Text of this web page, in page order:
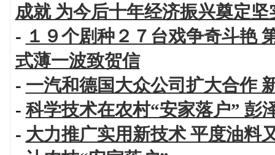
成就 为今后十年经济振兴奠定坚
- １９个剧种２７台戏争奇斗艳
式薄一波致贺信
- 一汽和德国大众公司扩大合作
- 科学技术在农村“安家落户” 彭
- 大力推广实用新技术 平度油料